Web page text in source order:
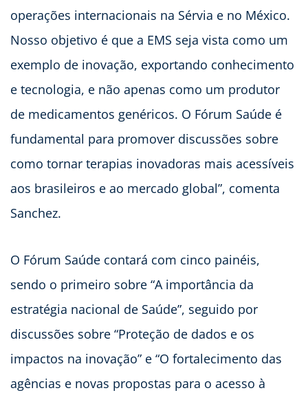
operações internacionais na Sérvia e no México.
Nosso objetivo é que a EMS seja vista como um
exemplo de inovação, exportando conhecimento
e tecnologia, e não apenas como um produtor
de medicamentos genéricos. O Fórum Saúde é
fundamental para promover discussões sobre
como tornar terapias inovadoras mais acessíveis
aos brasileiros e ao mercado global”, comenta
Sanchez.
O Fórum Saúde contará com cinco painéis,
sendo o primeiro sobre “A importância da
estratégia nacional de Saúde”, seguido por
discussões sobre “Proteção de dados e os
impactos na inovação” e “O fortalecimento das
agências e novas propostas para o acesso à